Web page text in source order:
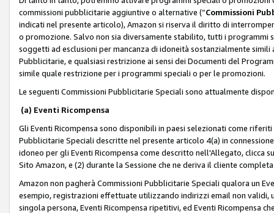
commissioni pubblicitarie aggiuntive o alternative (“Commissioni
indicati nel presente articolo), Amazon si riserva il diritto di
o promozione. Salvo non sia diversamente stabilito, tutti i
soggetti ad esclusioni per mancanza di idoneità sostanzialmente
Pubblicitarie, e qualsiasi restrizione ai sensi dei Documenti del
simile quale restrizione per i programmi speciali o per le promozioni.
Le seguenti Commissioni Pubblicitarie Speciali sono attualmente
(a) Eventi Ricompensa
Gli Eventi Ricompensa sono disponibili in paesi selezionati come
Pubblicitarie Speciali descritte nel presente articolo 4(a) in
idoneo per gli Eventi Ricompensa come descritto nell'Allegato, clicca
Sito Amazon, e (2) durante la Sessione che ne deriva il cliente
Amazon non pagherà Commissioni Pubblicitarie Speciali qualora un
esempio, registrazioni effettuate utilizzando indirizzi email non
singola persona, Eventi Ricompensa ripetitivi, ed Eventi Ricompensa